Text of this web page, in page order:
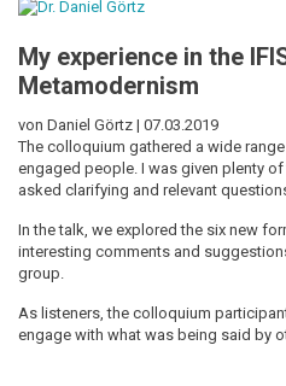
principle
My experience in the
Metamodernism
von Daniel Görtz | 07.03.2019
The colloquium gathered a wide
engaged people. I was given plenty
asked clarifying and relevant
In the talk, we explored the six new
interesting comments and
group.
As listeners, the colloquium
engage with what was being said by